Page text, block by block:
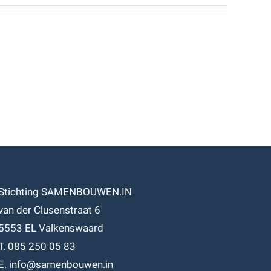
SAMENBOUWEN.IN
der Clusenstraat 6
EL Valkenswaard
085 250 05 83
info@samenbouwen.in